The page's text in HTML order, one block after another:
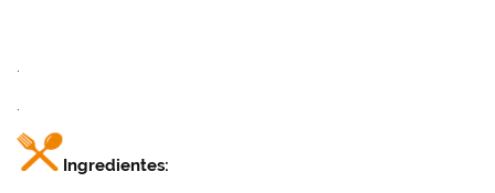
.
.
Ingredientes: